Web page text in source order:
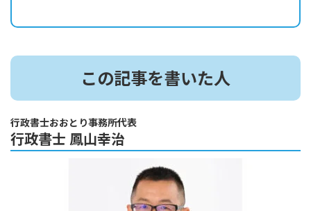
この記事を書いた人
行政書士おおとり事務所代表
行政書士 鳳山幸治